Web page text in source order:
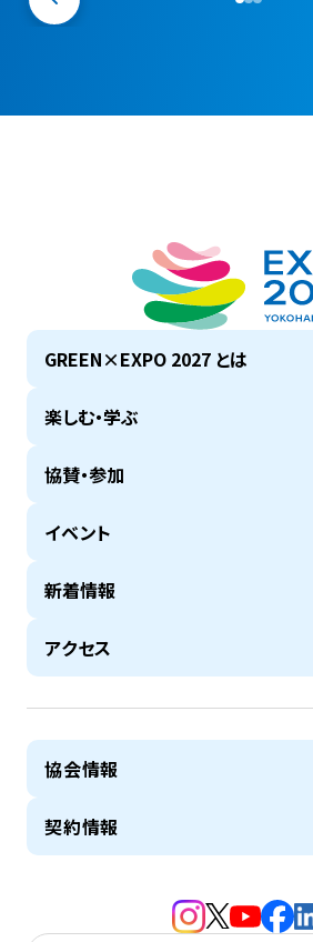
GREEN×EXPO 2027 とは
楽しむ・学ぶ
協賛・参加
イベント
新着情報
アクセス
協会情報
契約情報